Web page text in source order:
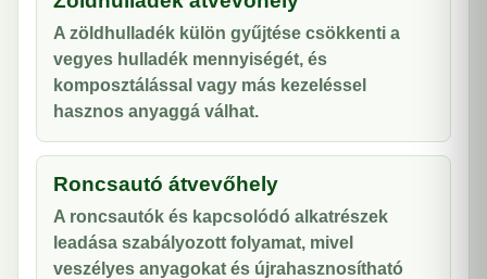
A zöldhulladék külön gyűjtése csökkenti a
vegyes hulladék mennyiségét, és
komposztálással vagy más kezeléssel
hasznos anyaggá válhat.
Roncsautó átvevőhely
A roncsautók és kapcsolódó alkatrészek
leadása szabályozott folyamat, mivel
veszélyes anyagokat és újrahasznosítható